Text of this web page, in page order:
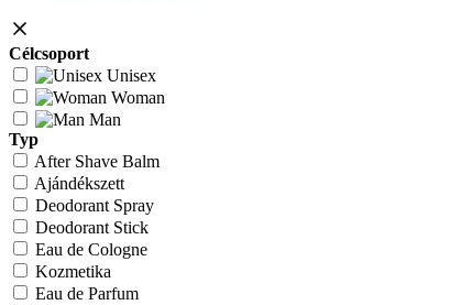
Célcsoport
Unisex
Woman
Man
Typ
After Shave Balm
Ajándékszett
Deodorant Spray
Deodorant Stick
Eau de Cologne
Kozmetika
Eau de Parfum